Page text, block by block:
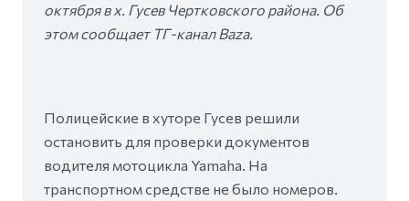
октября в х. Гусев Чертковского района. Об
этом сообщает ТГ-канал Baza.
Полицейские в хуторе Гусев решили
остановить для проверки документов
водителя мотоцикла Yamaha. На
транспортном средстве не было номеров.